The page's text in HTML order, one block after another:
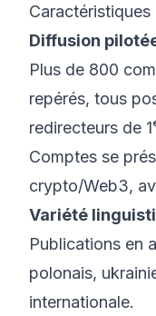
Diffusion
Plus de 800
repérés, tous
redirecteurs de
Comptes se
crypto/Web3,
Variété
Publications en
polonais,
internationale.